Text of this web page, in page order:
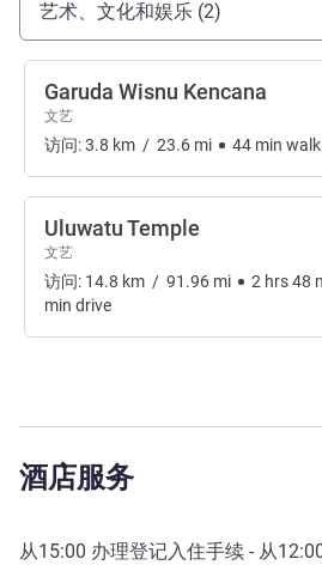
艺术、文化和娱乐 (2)
Garuda Wisnu Kencana
文艺
访问:3.8 km / 23.6 mi 44 min walk
Uluwatu Temple
文艺
访问: 14.8 km / 91.96 mi 2 hrs48
min drive
酒店服务
从15:00 办理登记入住手续 - 从